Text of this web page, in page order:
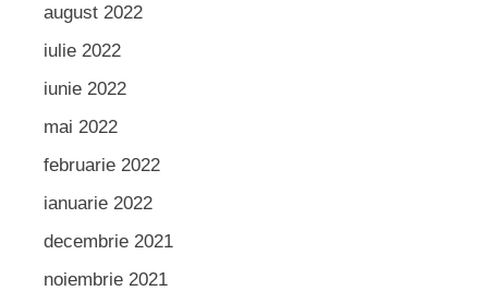
august 2022
iulie 2022
iunie 2022
mai 2022
februarie 2022
ianuarie 2022
decembrie 2021
noiembrie 2021